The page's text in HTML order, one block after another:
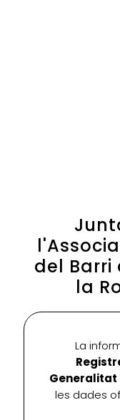
del Barri
la
La
Generalitat
les dades